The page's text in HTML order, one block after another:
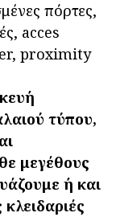
πόρτες,
acces
proximity
τύπου,
μεγέθους
ή και